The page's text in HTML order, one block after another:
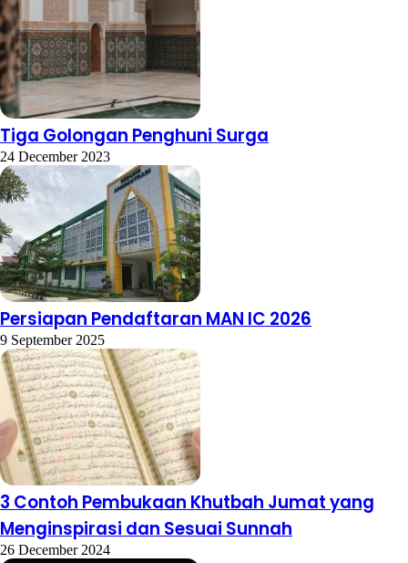
Tiga Golongan Penghuni Surga
24 December 2023
Persiapan Pendaftaran MAN IC 2026
9 September 2025
3 Contoh Pembukaan Khutbah Jumat yang
Menginspirasi dan Sesuai Sunnah
26 December 2024